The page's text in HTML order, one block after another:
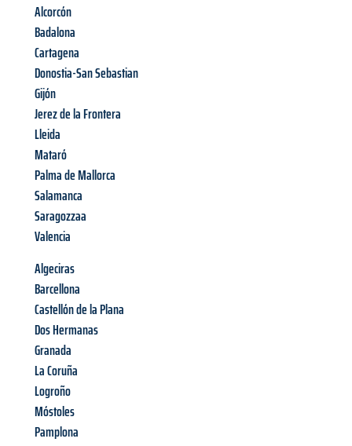
Alcorcón
Badalona
Cartagena
Donostia-San Sebastian
Gijón
Jerez de la Frontera
Lleida
Mataró
Palma de Mallorca
Salamanca
Saragozzaa
Valencia
Algeciras
Barcellona
Castellón de la Plana
Dos Hermanas
Granada
La Coruña
Logroño
Móstoles
Pamplona